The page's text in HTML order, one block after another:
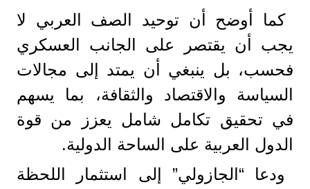
كما أوضح أن توحيد الصف العربي لا
يجب أن يقتصر على الجانب العسكري
فحسب، بل ينبغي أن يمتد إلى مجالات
السياسة والاقتصاد والثقافة، بما يسهم
في تحقيق تكامل شامل يعزز من قوة
الدول العربية على الساحة الدولية.
ودعا “الجازولي” إلى استثمار اللحظة